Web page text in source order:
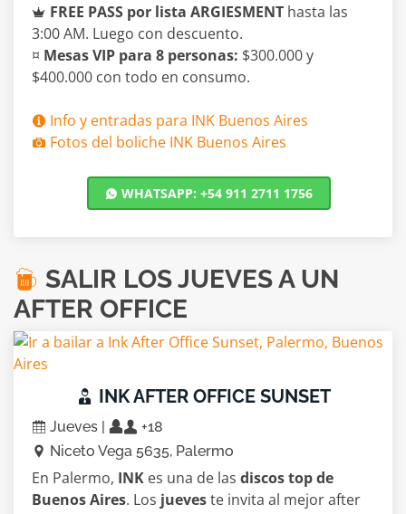
FREE PASS por lista ARGIESMENT hasta las
3:00 AM. Luego con descuento.
¤ Mesas VIP para 8 personas: $300.000 y
$400.000 con todo en consumo.
Info y entradas para INK Buenos Aires
Fotos del boliche INK Buenos Aires
WHATSAPP: +54 911 2711 1756
SALIR LOS JUEVES A UN
AFTER OFFICE
INK AFTER OFFICE SUNSET
Jueves |
+18
Niceto Vega 5635, Palermo
En Palermo, INK es una de las discos top de
Buenos Aires. Los jueveste invita al mejor after